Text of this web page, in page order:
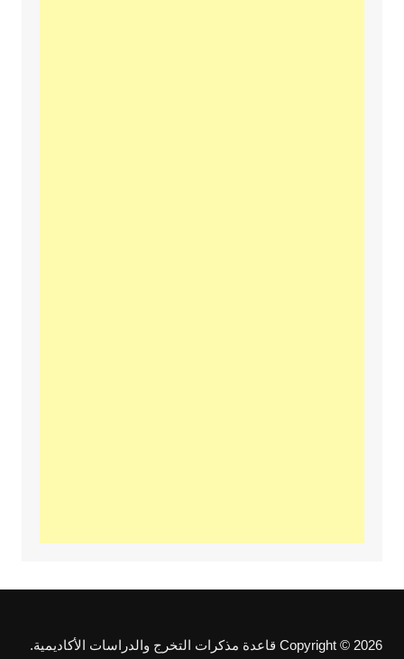
Copyright © 2026 قاعدة مذكرات التخرج والدراسات الأكاديمية.